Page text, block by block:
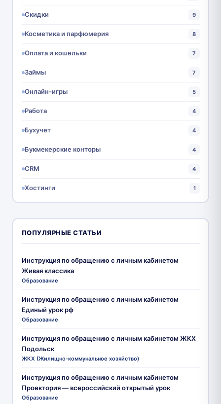
Скидки 9
Косметика и парфюмерия 8
Оплата и кошельки 7
Займы 7
Онлайн-игры 5
Работа 4
Бухучет 4
Букмекерские конторы 4
CRM 4
Хостинги 1
ПОПУЛЯРНЫЕ СТАТЬИ
Инструкция по обращению с личным кабинетом
Живая классика
Образование
Инструкция по обращению с личным кабинетом
Единый урок рф
Образование
Инструкция по обращению с личным кабинетом ЖКХ
Подольск
ЖКХ (Жилищно-коммунальное хозяйство)
Инструкция по обращению с личным кабинетом
Проектория — всероссийский открытый урок
Образование